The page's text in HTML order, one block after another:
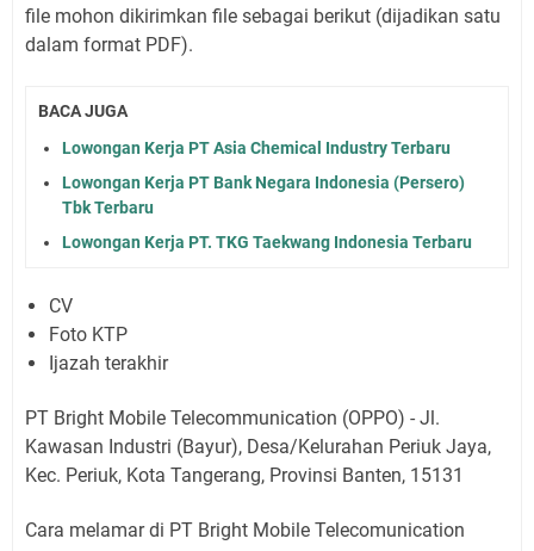
file mohon dikirimkan file sebagai berikut (dijadikan satu
dalam format PDF).
BACA JUGA
Lowongan Kerja PT Asia Chemical Industry Terbaru
Lowongan Kerja PT Bank Negara Indonesia (Persero)
Tbk Terbaru
Lowongan Kerja PT. TKG Taekwang Indonesia Terbaru
CV
Foto KTP
Ijazah terakhir
PT Bright Mobile Telecommunication (OPPO) - Jl.
Kawasan Industri (Bayur), Desa/Kelurahan Periuk Jaya,
Kec. Periuk, Kota Tangerang, Provinsi Banten, 15131
Cara melamar di PT Bright Mobile Telecomunication